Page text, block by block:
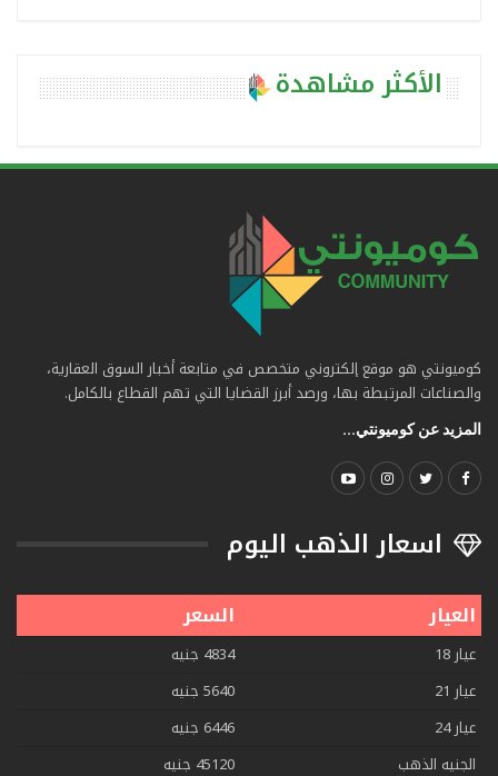
الأكثر مشاهدة
كوميونتي هو موقع إلكتروني متخصص في متابعة أخبار السوق العقارية،
والصناعات المرتبطة بها، ورصد أبرز القضايا التي تهم القطاع بالكامل.
المزيد عن كوميونتي...
اسعار الذهب اليوم
العيار السعر
عيار 18
4834 جنيه
عيار 21
5640 جنيه
عيار 24
6446 جنيه
الجنيه الذهب
45120 جنيه